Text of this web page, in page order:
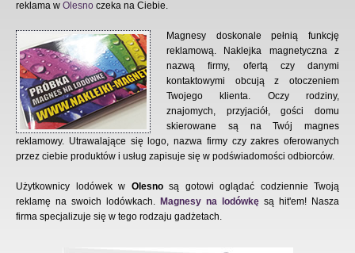
reklama w Olesno czeka na Ciebie.
Magnesy doskonale pełnią funkcję
reklamową. Naklejka magnetyczna z
nazwą firmy, ofertą czy danymi
kontaktowymi obcują z otoczeniem
Twojego klienta. Oczy rodziny,
znajomych, przyjaciół, gości domu
skierowane są na Twój magnes
reklamowy. Utrawalające się logo, nazwa firmy czy zakres oferowanych
przez ciebie produktów i usług zapisuje się w podświadomości odbiorców.
Użytkownicy lodówek w Olesnosą gotowi oglądać codziennie Twoją
reklamę na swoich lodówkach. Magnesy na lodówkę są hit'em! Nasza
firma specjalizuje się w tego rodzaju gadżetach.